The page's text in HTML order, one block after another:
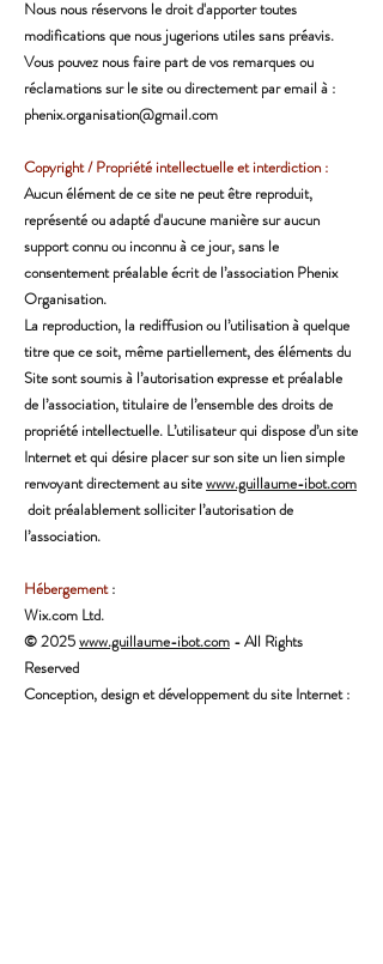
Nous nous réservons le droit d'apporter toutes
modifications que nous jugerions utiles sans préavis.
Vous pouvez nous faire part de vos remarques ou
réclamations sur le site ou directement par email à :
phenix.organisation@gmail.com
Copyright / Propriété intellectuelle et interdiction :
Aucun élément de ce site ne peut être reproduit,
représenté ou adapté d'aucune manière sur aucun
support connu ou inconnu à ce jour, sans le
consentement préalable écrit de l’association Phenix
Organisation.
La reproduction, la rediffusion ou l’utilisation à quelque
titre que ce soit, même partiellement, des éléments du
Site sont soumis à l’autorisation expresse et préalable
de l’association, titulaire de l’ensemble des droits de
propriété intellectuelle. L’utilisateur qui dispose d’un site
Internet et qui désire placer sur son site un lien simple
renvoyant directement au sitewww.guillaume-ibot.com
doit préalablement solliciter l’autorisation de
l’association.
Hébergement:
Wix.com Ltd.
© 2025www.guillaume-ibot.com - All Rights
Reserved
Conception, design et développement du site Internet :